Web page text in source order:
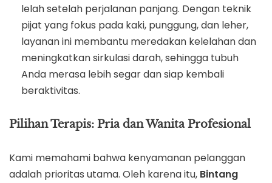
lelah setelah perjalanan panjang. Dengan teknik
pijat yang fokus pada kaki, punggung, dan leher,
layanan ini membantu meredakan kelelahan dan
meningkatkan sirkulasi darah, sehingga tubuh
Anda merasa lebih segar dan siap kembali
beraktivitas.
Pilihan Terapis: Pria dan Wanita Profesional
Kami memahami bahwa kenyamanan pelanggan
adalah prioritas utama. Oleh karena itu, Bintang